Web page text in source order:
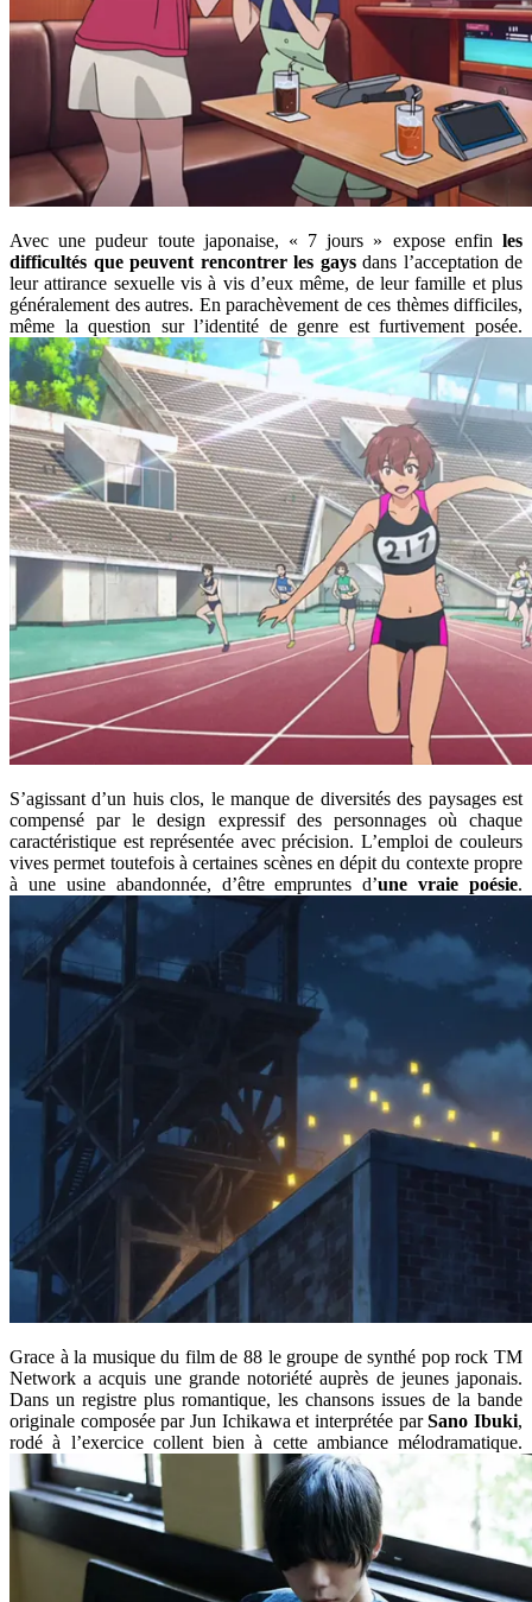
Avec une pudeur toute japonaise, « 7 jours » expose enfin les
difficultés que peuvent rencontrer les gaysdans l’acceptation de
leur attirance sexuelle vis à vis d’eux même, de leur famille et plus
généralement des autres. En parachèvement de ces thèmes difficiles,
même la question sur l’identité de genre est furtivement posée.
S’agissant d’un huis clos, le manque de diversités des paysages est
compensé par le design expressif des personnages où chaque
caractéristique est représentée avec précision. L’emploi de couleurs
vives permet toutefois à certaines scènes en dépit du contexte propre
à une usine abandonnée, d’être empruntes d’une vraie poésie.
Grace à la musique du film de 88 le groupe de synthé pop rock TM
Network a acquis une grande notoriété auprès de jeunes japonais.
Dans un registre plus romantique, les chansons issues de la bande
originale composée par Jun Ichikawa et interprétée parSano Ibuki,
rodé à l’exercice collent bien à cette ambiance mélodramatique.